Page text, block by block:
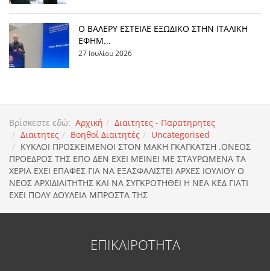
Ο ΒΑΛΕΡΥ ΕΣΤΕΙΛΕ ΕΞΩΔΙΚΟ ΣΤΗΝ ΙΤΑΛΙΚΗ
ΕΦΗΜ...
27 Ιουλίου 2026
Βρίσκεστε εδώ: Αρχική
Διαιτητες - Παρατηρητες
Διαιτητες
Βοηθοί Διαιτητές
Uncategorised
KYΚΛΟΙ ΠΡΟΣΚΕΙΜΕΝΟΙ ΣΤΟΝ ΜΑΚΗ ΓΚΑΓΚΑΤΣΗ .ΟΝΕΟΣ
ΠΡΟΕΔΡΟΣ ΤΗΣ ΕΠΟ ΔΕΝ ΕΧΕΙ ΜΕΙΝΕΙ ΜΕ ΣΤΑΥΡΩΜΕΝΑ ΤΑ
ΧΕΡΙΑ ΕΧΕΙ ΕΠΑΦΕΣ ΓΙΑ ΝΑ ΕΞΑΣΦΑΛΙΣΤΕΙ ΑΡΧΕΣ ΙΟΥΛΙΟΥ Ο
ΝΕΟΣ ΑΡΧΙΔΙΑΙΤΗΤΗΣ ΚΑΙ ΝΑ ΣΥΓΚΡΟΤΗΘΕΙ Η ΝΕΑ ΚΕΔ ΓΙΑΤΙ
ΕΧΕΙ ΠΟΛΥ ΔΟΥΛΕΙΑ ΜΠΡΟΣΤΑ ΤΗΣ
ΕΠΙΚΑΙΡΟΤΗΤΑ